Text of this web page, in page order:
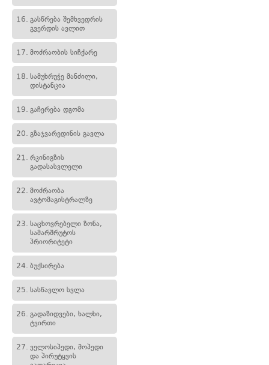
16. გასწრება შემხვედრის
გვერდის ავლით
17. მოძრაობის სიჩქარე
18. სამუხრუჭე მანძილი,
დისტანცია
19. გაჩერება დგომა
20. გზაჯვარედინის გავლა
21. რკინიგზის
გადასასვლელი
22. მოძრაობა
ავტომაგისტრალზე
23. საცხოვრებელი ზონა,
სამარშრუტოს
პრიორიტეტი
24. ბუქსირება
25. სასწავლო სვლა
26. გადაზიდვები, ხალხი,
ტვირთი
27. ველოსიპედი, მოპედი
და პირუტყვის